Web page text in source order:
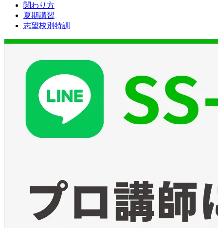
関わり方
夏期講習
志望校別特訓